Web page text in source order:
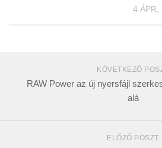
4 ÁPR,
KÖVETKEZŐ
RAW Power az új nyersfájl
alá
ELŐZŐ POSZT